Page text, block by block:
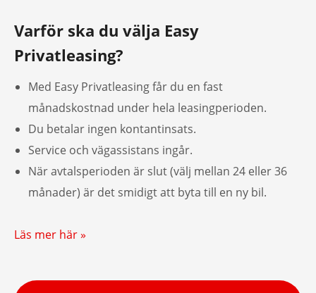
Varför ska du välja Easy
Privatleasing?
Med Easy Privatleasing får du en fast
månadskostnad under hela leasingperioden.
Du betalar ingen kontantinsats.
Service och vägassistans ingår.
När avtalsperioden är slut (välj mellan 24 eller 36
månader) är det smidigt att byta till en ny bil.
Läs mer här »